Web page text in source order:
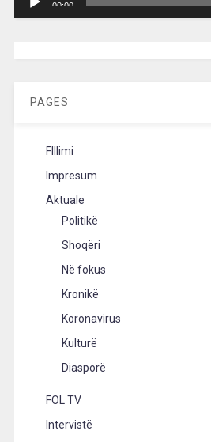
00:00
PAGES
FIllimi
Impresum
Aktuale
Politikë
Shoqëri
Në fokus
Kronikë
Koronavirus
Kulturë
Diasporë
FOL TV
Intervistë